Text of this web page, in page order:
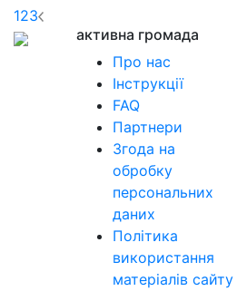
123
активна громада
Про нас
Інструкції
FAQ
Партнери
Згода на
обробку
персональних
даних
Політика
використання
матеріалів сайту